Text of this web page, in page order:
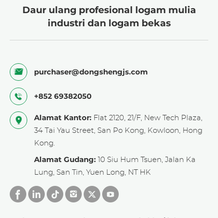
> Data kunci untuk divalidasi:
$14.500-$15.500/ton untuk lembaran nikel
2025.02)
> - Skrap nikel 30% tembaga dijual pada harga
$8.200-$8.800/ton (ScrapMonster, 2025.03)
Daur ulang profesional logam mulia
industri dan logam bekas
purchaser@dongshengjs.com
+852 69382050
Alamat Kantor: Flat 2120, 21/F, New Tech Plaza,
34 Tai Yau Street, San Po Kong, Kowloon, Hong
Kong.
Alamat Gudang: 10 Siu Hum Tsuen, Jalan Ka
Lung, San Tin, Yuen Long, NT HK